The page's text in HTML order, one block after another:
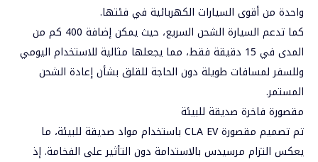
واحدة من أقوى السيارات الكهربائية في فئتها.
كما تدعم السيارة الشحن السريع، حيث يمكن إضافة 400 كم من
المدى في 15 دقيقة فقط، مما يجعلها مثالية للاستخدام اليومي
وللسفر لمسافات طويلة دون الحاجة للقلق بشأن إعادة الشحن
المستمر.
مقصورة فاخرة صديقة للبيئة
تم تصميم مقصورة CLA EV باستخدام مواد صديقة للبيئة، ما
يعكس التزام مرسيدس بالاستدامة دون التأثير على الفخامة. إذ